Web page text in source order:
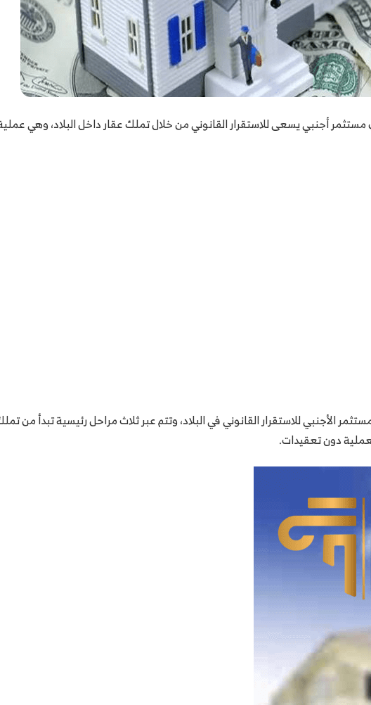
أجنبي يسعى للاستقرار القانوني من خلال تملك عقار داخل البلاد، وهي
الأجنبي للاستقرار القانوني في البلاد، وتتم عبر ثلاث مراحل رئيسية تبدأ من
دون تعقيدات.